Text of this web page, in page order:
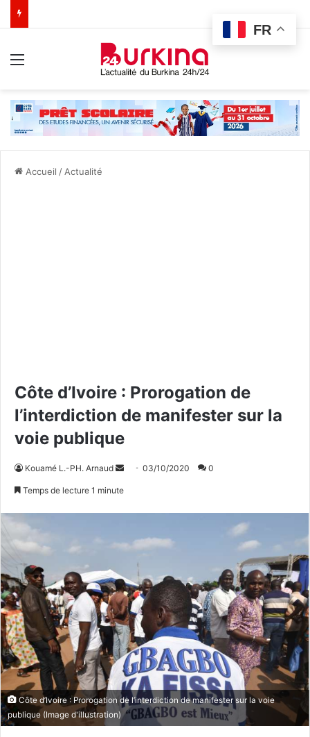
Accueil / Actualité
Côte d’Ivoire : Prorogation de
l’interdiction de manifester sur la
voie publique
Kouamé L.-PH. Arnaud
e
u
n
c
o
u
r
r
i
e
03/10/2020 0
Temps de lecture 1 minute
Côte d’Ivoire : Prorogation de l’interdiction de manifester sur la voie
publique (Image d'illustration)
FR